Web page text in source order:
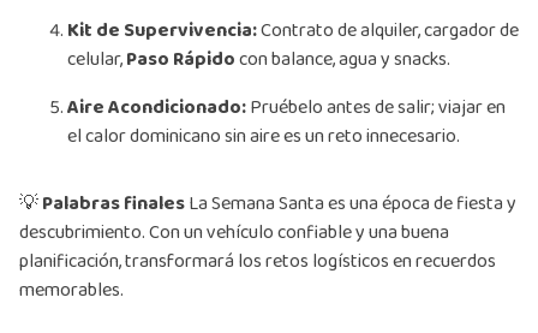
Kit de Supervivencia:Contrato de alquiler, cargador de
celular,Paso Rápidocon balance, agua y snacks.
Aire Acondicionado:Pruébelo antes de salir; viajar en
el calor dominicano sin aire es un reto innecesario.
💡Palabras finalesLa Semana Santa es una época de fiesta y
descubrimiento. Con un vehículo confiable y una buena
planificación, transformará los retos logísticos en recuerdos
memorables.